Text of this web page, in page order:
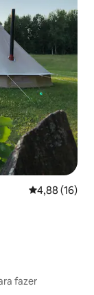
4,88 de uma
4,88 (16)
fazer